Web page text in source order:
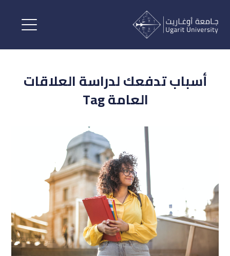
أسباب تدفعك لدراسة العلاقات
العامة Tag